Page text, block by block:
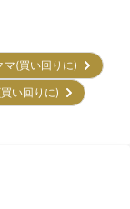
マ(買い回りに)
買い回りに)